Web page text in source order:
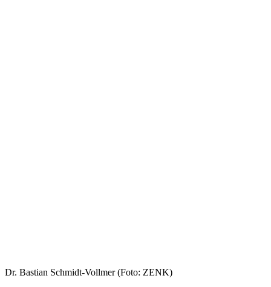
Dr. Bastian Schmidt-Vollmer (Foto: ZENK)